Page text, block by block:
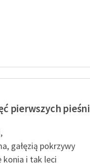
pierwszych pieśni
gałęzią pokrzywy
konia i tak leci